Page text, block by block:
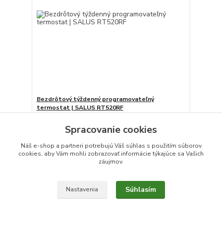
Bezdrôtový týždenný programovateľný
termostat | SALUS RT520RF
bez DPH
Pridať do košíka
Spracovanie cookies
Náš e-shop a partneri potrebujú Váš súhlas s použitím súborov
cookies, aby Vám mohli zobrazovať informácie týkajúce sa Vašich
záujmov.
Nastavenia Súhlasím